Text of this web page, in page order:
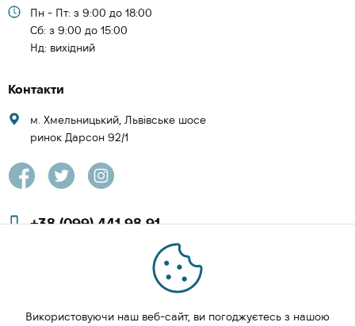
Пн - Пт: з 9:00 до 18:00
Cб: з 9:00 до 15:00
Нд: вихідний
Контакти
м. Хмельницький, Львівське шосе
ринок Дарсон 92/1
+38 (099) 441 98 91
+38 (097) 423 08 00
zachesa86@gmail.com
ЗАМОВИТИ ДЗВІНОК
Використовуючи наш веб-сайт, ви погоджуєтесь з нашою